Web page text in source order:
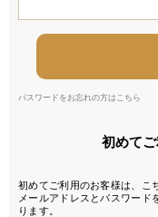
パスワードをお忘れの方はこちら
初めて
初めてご利用のお客様は、こ
メールアドレスとパスワード
ります。